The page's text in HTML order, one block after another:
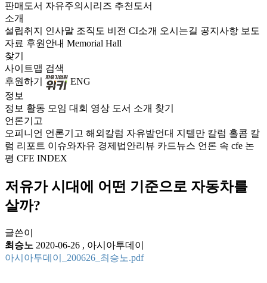
판매도서 자유주의시리즈 추천도서
소개
설립취지 인사말 조직도 비전 CI소개 오시는길 공지사항 보도
자료 후원안내 Memorial Hall
찾기
사이트맵 검색
후원하기
ENG
정보
정보 활동 모임 대회 영상 도서 소개 찾기
언론기고
오피니언 언론기고 해외칼럼 자유발언대 지텔만 칼럼 홀콤 칼
럼 리포트 이슈와자유 경제법안리뷰 카드뉴스 언론 속 cfe 논
평 CFE INDEX
저유가 시대에 어떤 기준으로 자동차를
살까?
글쓴이
최승노 2020-06-26 , 아시아투데이
아시아투데이_200626_최승노.pdf